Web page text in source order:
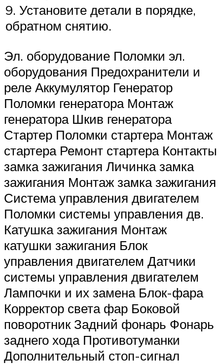
9. Установите детали в порядке,
обратном снятию.
Эл. оборудование Поломки эл.
оборудования Предохранители и
реле Аккумулятор Генератор
Поломки генератора Монтаж
генератора Шкив генератора
Стартер Поломки стартера Монтаж
стартера Ремонт стартера Контакты
замка зажигания Личинка замка
зажигания Монтаж замка зажигания
Система управления двигателем
Поломки системы управления дв.
Катушка зажигания Монтаж
катушки зажигания Блок
управления двигателем Датчики
системы управления двигателем
Лампочки и их замена Блок-фара
Корректор света фар Боковой
поворотник Задний фонарь Фонарь
заднего хода Противотуманки
Дополнительный стоп-сигнал